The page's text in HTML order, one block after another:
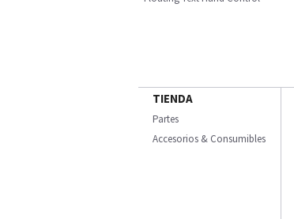
TIENDA
Partes
Accesorios & Consumibles